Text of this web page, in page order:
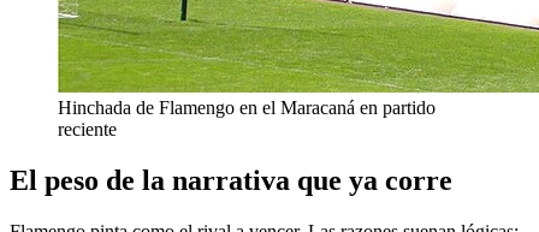
Hinchada de Flamengo en el Maracaná en partido
reciente
El peso de la narrativa que ya corre